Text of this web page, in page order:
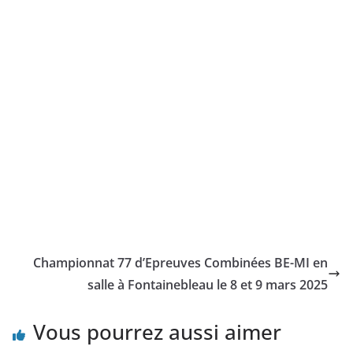
Championnat 77 d’Epreuves Combinées BE-MI en
salle à Fontainebleau le 8 et 9 mars 2025
Vous pourrez aussi aimer